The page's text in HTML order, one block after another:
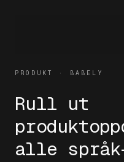
PRODUKT · BABELY
Rull ut
alle